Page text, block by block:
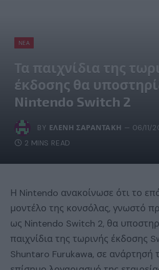
ΝΈΑ
Τα παιχνίδια της
έκδοσης θα
Nintendo Switch 2
BY ΕΛΈΝΗ ΣΑΡΑΝΤΆΚΗ
06/11/
2 MINS READ
Η Nintendo ανακοίνωσε ότι το
μοντέλο της κονσόλας, γνωστό
ως Nintendo Switch 2, θα
παιχνίδια της τωρινής έκδοσης
Shuntaro Furukawa, σε ανάρτησή